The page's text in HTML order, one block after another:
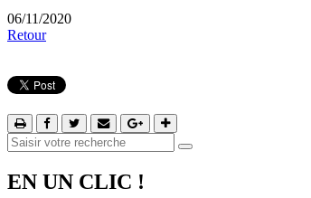
06/11/2020
Retour
EN UN CLIC !